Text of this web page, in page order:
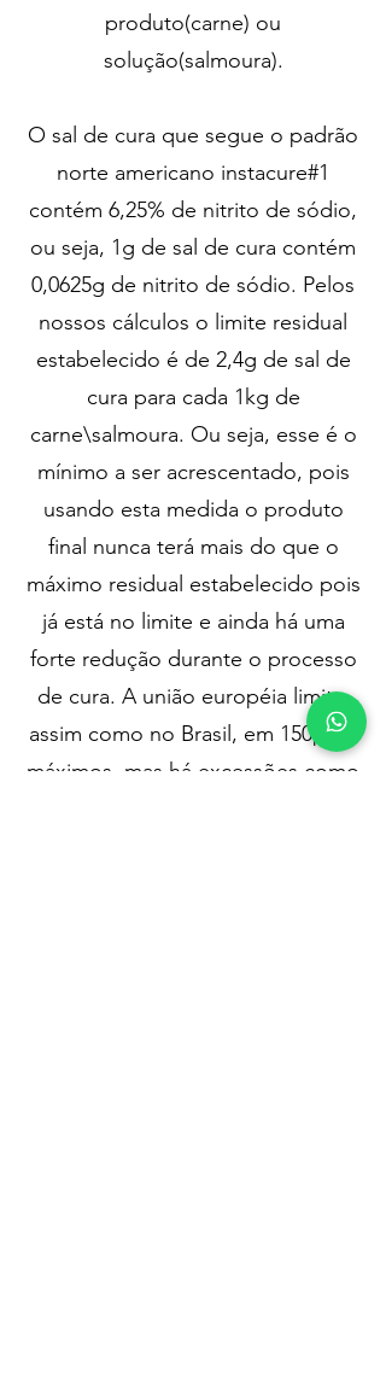
produto(carne) ou
solução(salmoura).
O sal de cura que segue o padrão
norte americano instacure#1
contém 6,25% de nitrito de sódio,
ou seja, 1g de sal de cura contém
0,0625g de nitrito de sódio. Pelos
nossos cálculos o limite residual
estabelecido é de 2,4g de sal de
cura para cada 1kg de
carne\salmoura. Ou seja, esse é o
mínimo a ser acrescentado, pois
usando esta medida o produto
final nunca terá mais do que o
máximo residual estabelecido pois
já está no limite e ainda há uma
forte redução durante o processo
de cura. A união européia limita,
assim como no Brasil, em 150ppm
máximos, mas há excessões como